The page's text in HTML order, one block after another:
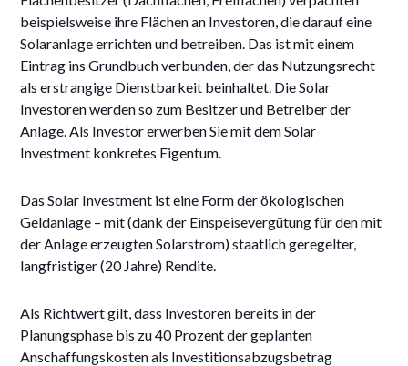
beispielsweise ihre Flächen an Investoren, die darauf eine
Solaranlage errichten und betreiben. Das ist mit einem
Eintrag ins Grundbuch verbunden, der das Nutzungsrecht
als erstrangige Dienstbarkeit beinhaltet. Die Solar
Investoren werden so zum Besitzer und Betreiber der
Anlage. Als Investor erwerben Sie mit dem Solar
Investment konkretes Eigentum.
Das Solar Investment ist eine Form der ökologischen
Geldanlage – mit (dank der Einspeisevergütung für den mit
der Anlage erzeugten Solarstrom) staatlich geregelter,
langfristiger (20 Jahre) Rendite.
Als Richtwert gilt, dass Investoren bereits in der
Planungsphase bis zu 40 Prozent der geplanten
Anschaffungskosten als Investitionsabzugsbetrag